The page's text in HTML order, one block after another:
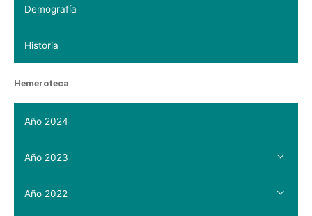
Demografía
Historia
Hemeroteca
Año 2024
Año 2023
Año 2022